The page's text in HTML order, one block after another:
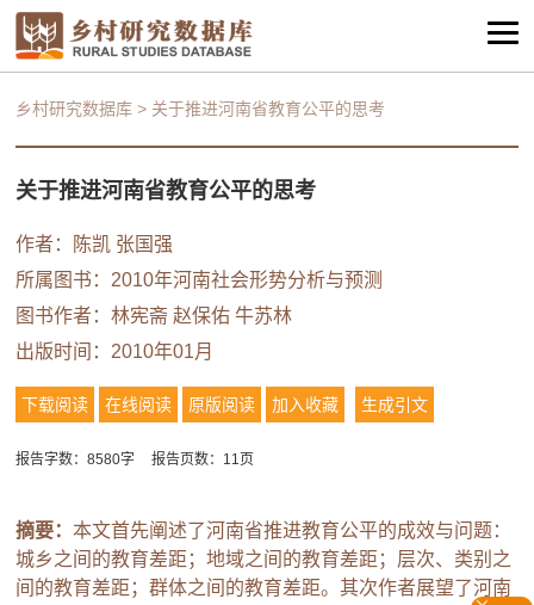
乡村研究数据库 > 关于推进河南省教育公平的思考
关于推进河南省教育公平的思考
作者： 陈凯 张国强
所属图书： 2010年河南社会形势分析与预测
图书作者：林宪斋 赵保佑 牛苏林
出版时间：2010年01月
下载阅读 在线阅读 原版阅读 加入收藏 生成引文
报告字数：8580字 报告页数：11页
摘要：本文首先阐述了河南省推进教育公平的成效与问题：
城乡之间的教育差距；地域之间的教育差距；层次、类别之
间的教育差距；群体之间的教育差距。其次作者展望了河南